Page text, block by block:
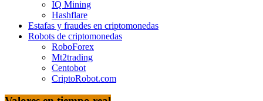
IQ Mining
Hashflare
Estafas y fraudes en criptomonedas
Robots de criptomonedas
RoboForex
Mt2trading
Centobot
CriptoRobot.com